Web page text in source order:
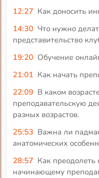
12:27 Как доносить
14:30 Что нужно
представительство
19:20 Обучение
21:01 Как начать
22:09 В каком
преподавательскую
разных возрастов.
25:53 Важна ли
анатомических
28:57 Как
начинающему